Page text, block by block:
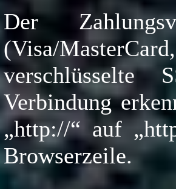
Der
(Visa/
verschlüsselte
Verbindung
„http://“ auf
Browserzeile.